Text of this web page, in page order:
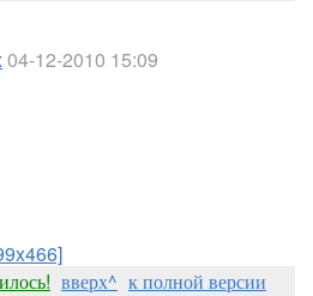
04-12-2010 15:09
вверх^ к полной версии